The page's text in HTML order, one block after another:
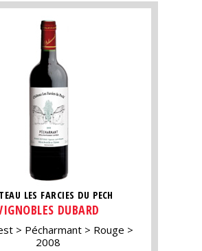
LES FARCIES DU PECH
DUBARD
Pécharmant
Rouge
2008